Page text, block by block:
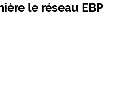
le réseau EBP